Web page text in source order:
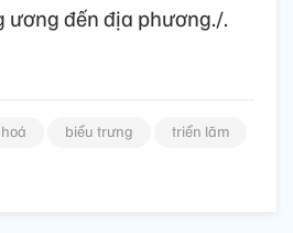
ương đến địa phương./.
biểu trưng
triển lãm